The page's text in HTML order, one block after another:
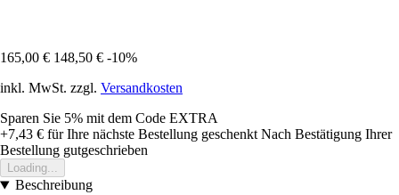
165,00 € 148,50 € -10%
inkl. MwSt. zzgl. Versandkosten
Sparen Sie 5% mit dem Code EXTRA
+7,43 € für Ihre nächste Bestellung geschenkt Nach Bestätigung Ihrer
Bestellung gutgeschrieben
Loading...
Beschreibung